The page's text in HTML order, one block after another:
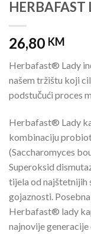
HERBAFAST
26,80 KM
Herbafast® Lady
našem tržištu koji
podstučući proces
Herbafast® Lady
kombinaciju
(Saccharomyces
Superoksid
tijela od najštetnijih
gojaznosti.
Herbafast® lady
najnovije